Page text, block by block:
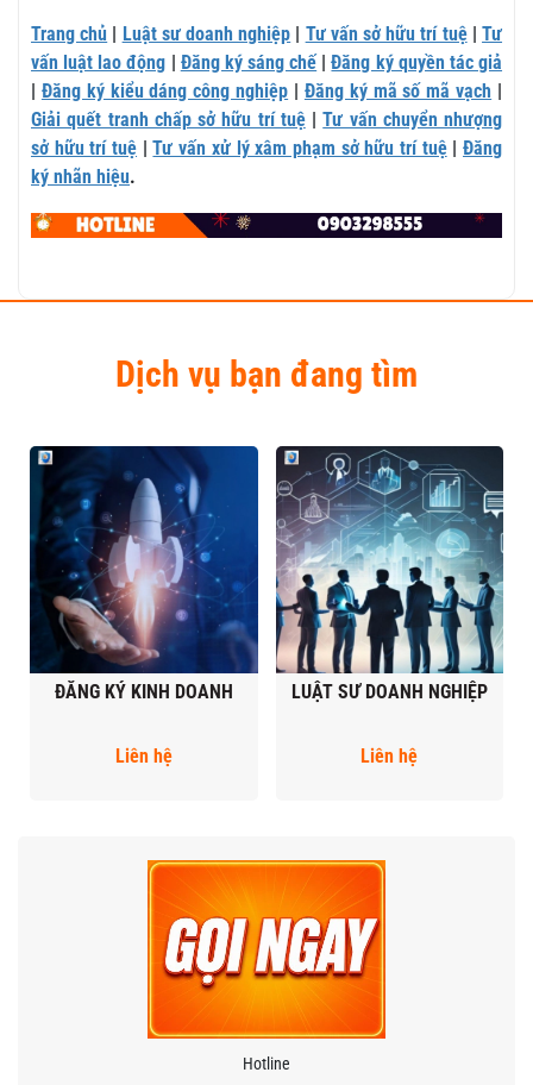
Trang chủ | Luật sư doanh nghiệp | Tư vấn sở hữu trí tuệ|Tư
vấn luật lao động | Đăng ký sáng chế|Đăng ký quyền tác giả
| Đăng ký kiểu dáng công nghiệp | Đăng ký mã số mã vạch |
Giải quết tranh chấp sở hữu trí tuệ|Tư vấn chuyển nhượng
sở hữu trí tuệ |Tư vấn xử lý xâm phạm sở hữu trí tuệ| Đăng
ký nhãn hiệu.
Dịch vụ bạn đang tìm
ĐĂNG KÝ KINH DOANH
Liên hệ
LUẬT SƯ DOANH NGHIỆP
Liên hệ
Hotline